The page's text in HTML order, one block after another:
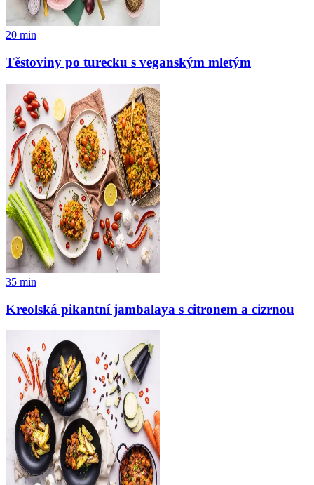
20 min
Těstoviny po turecku s veganským mletým
35 min
Kreolská pikantní jambalaya s citronem a cizrnou